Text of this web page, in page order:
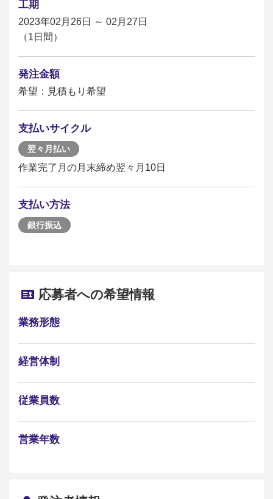
工期
2023年02月26日 ～ 02月27日
（1日間）
発注金額
希望：見積もり希望
支払いサイクル
翌々月払い
作業完了月の月末締め翌々月10日
支払い方法
銀行振込
応募者への希望情報
業務形態
経営体制
従業員数
営業年数